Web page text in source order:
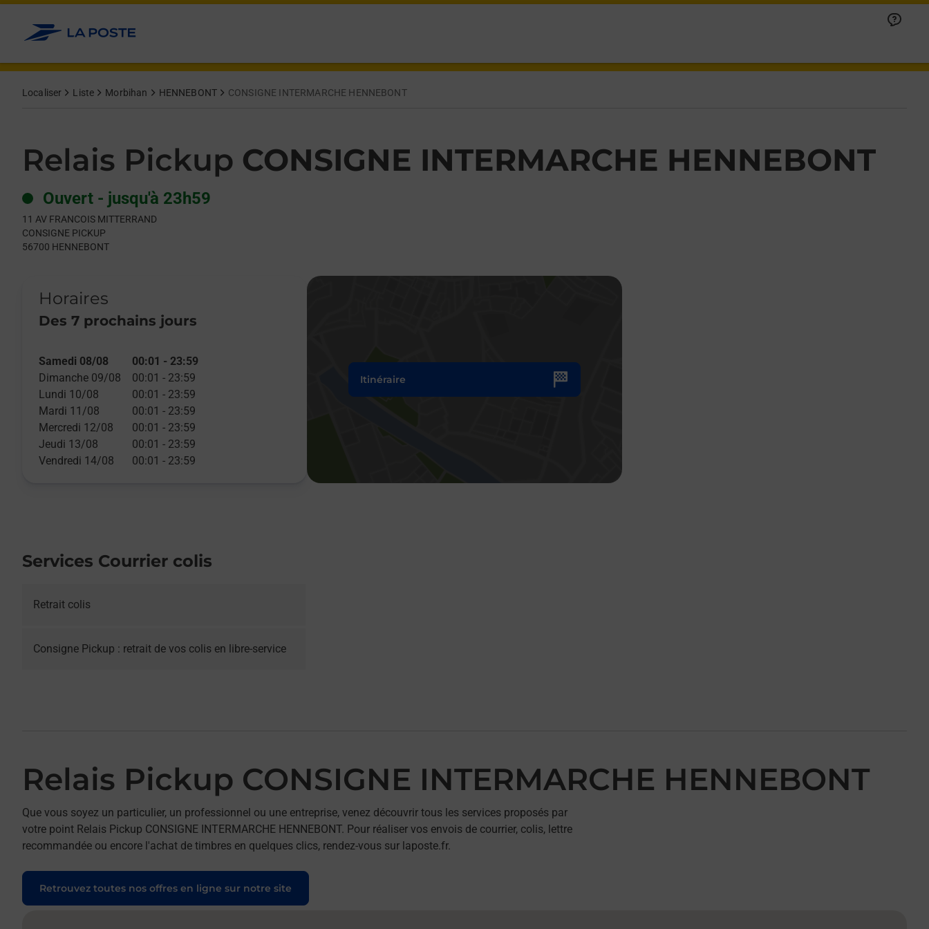
Allez au contenu
Localiser Liste Morbihan HENNEBONT CONSIGNE INTERMARCHE HENNEBONT
Relais Pickup CONSIGNE INTERMARCHE HENNEBONT
Ouvert - jusqu'à 23h59
11 AV FRANCOIS MITTERRAND
CONSIGNE PICKUP
56700 HENNEBONT
Horaires
Des 7 prochains jours
Day of the WeekHours
Samedi 08/08 00:01 - 23:59
Dimanche 09/08
00:01 - 23:59
Lundi 10/08
00:01 - 23:59
Mardi 11/08
00:01 - 23:59
Mercredi 12/08
00:01 - 23:59
Jeudi 13/08
00:01 - 23:59
Vendredi 14/08
00:01 - 23:59
Itinéraire
Services Courrier colis
Retrait colis
Consigne Pickup : retrait de vos colis en libre-service
Relais Pickup CONSIGNE INTERMARCHE HENNEBONT
Que vous soyez un particulier, un professionnel ou une entreprise, venez découvrir tous les services proposés par
votre point Relais Pickup CONSIGNE INTERMARCHE HENNEBONT. Pour réaliser vos envois de courrier, colis, lettre
recommandée ou encore l'achat de timbres en quelques clics, rendez-vous sur laposte.fr.
Retrouvez toutes nos offres en ligne sur notre site
Get directions to Relais Pickup at 11 AV FRANCOIS MITTERRAND HENNEBONT,
lien s'ouvre dans un nouvel onglet